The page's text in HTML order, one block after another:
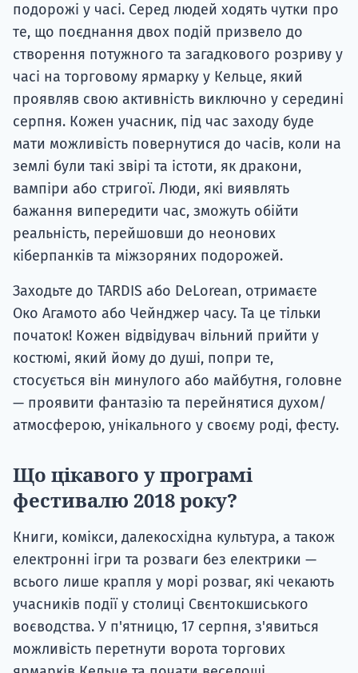
подорожі у часі. Серед людей ходять чутки про
те, що поєднання двох подій призвело до
створення потужного та загадкового розриву у
часі на торговому ярмарку у Кельце, який
проявляв свою активність виключно у середині
серпня. Кожен учасник, під час заходу буде
мати можливість повернутися до часів, коли на
землі були такі звірі та істоти, як дракони,
вампіри або стригої. Люди, які виявлять
бажання випередити час, зможуть обійти
реальність, перейшовши до неонових
кіберпанків та міжзоряних подорожей.
Заходьте до TARDIS або DeLorean, отримаєте
Око Агамото або Чейнджер часу. Та це тільки
початок! Кожен відвідувач вільний прийти у
костюмі, який йому до душі, попри те,
стосується він минулого або майбутня, головне
— проявити фантазію та перейнятися духом/
атмосферою, унікального у своєму роді, фесту.
Що цікавого у програмі
фестивалю 2018 року?
Книги, комікси, далекосхідна культура, а також
електронні ігри та розваги без електрики —
всього лише крапля у морі розваг, які чекають
учасників події у столиці Свєнтокшиського
воєводства. У п'ятницю, 17 серпня, з'явиться
можливість перетнути ворота торгових